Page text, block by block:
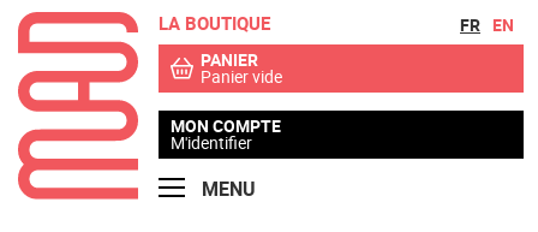
Aller au menu
Aller au contenu FR EN
LA BOUTIQUE
PANIER
Panier vide
MON COMPTE
M'identifier
MENU